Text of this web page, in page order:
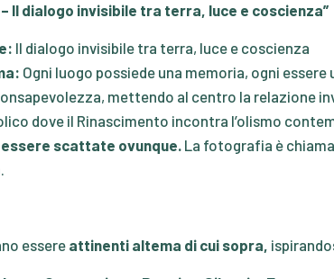
Il dialogo invisibile tra terra, luce e coscienza”
Il dialogo invisibile tra terra, luce e coscienza
Ogni luogo possiede una memoria, ogni
mettendo al centro la relazione
dove il Rinascimento incontra l’olismo
scattate ovunque.La fotografia è
essere attinenti altema di cui sopra,